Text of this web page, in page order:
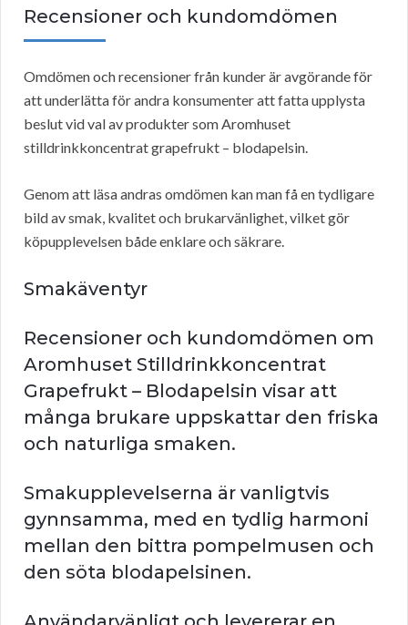
Recensioner och kundomdömen
Omdömen och recensioner från kunder är avgörande för
att underlätta för andra konsumenter att fatta upplysta
beslut vid val av produkter som Aromhuset
stilldrinkkoncentrat grapefrukt – blodapelsin.
Genom att läsa andras omdömen kan man få en tydligare
bild av smak, kvalitet och brukarvänlighet, vilket gör
köpupplevelsen både enklare och säkrare.
Smakäventyr
Recensioner och kundomdömen om
Aromhuset Stilldrinkkoncentrat
Grapefrukt – Blodapelsin visar att
många brukare uppskattar den friska
och naturliga smaken.
Smakupplevelserna är vanligtvis
gynnsamma, med en tydlig harmoni
mellan den bittra pompelmusen och
den söta blodapelsinen.